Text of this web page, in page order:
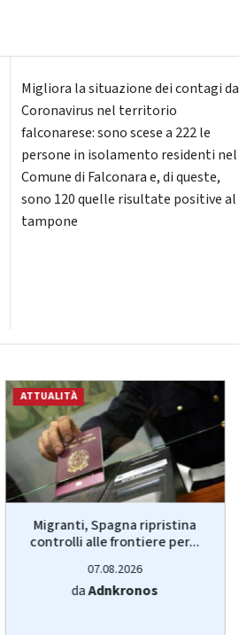
Migliora la situazione dei contagi da
Coronavirus nel territorio
falconarese: sono scese a 222 le
persone in isolamento residenti nel
Comune di Falconara e, di queste,
sono 120 quelle risultate positive al
tampone
ATTUALITÀ
Migranti, Spagna ripristina
controlli alle frontiere per...
07.08.2026
daAdnkronos